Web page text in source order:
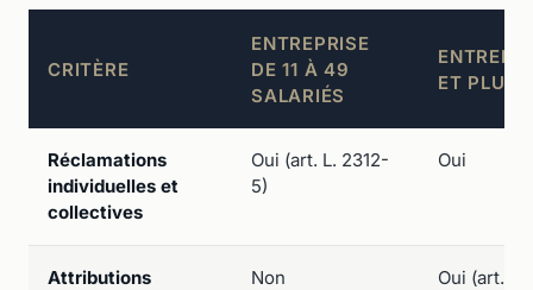
CRITÈRE
ENTREPRISE
DE 11 À 49
SALARIÉS
ET PLUS
Réclamations
individuelles et
collectives
Oui (art. L. 2312-
5)
Oui
Attributions
Non Oui (art. L.